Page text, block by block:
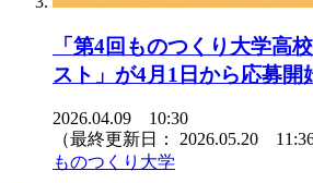
「第4回ものつくり大学高
スト」が4月1日から応募開
2026.04.09 10:30
（最終更新日： 2026.05.20
ものつくり大学